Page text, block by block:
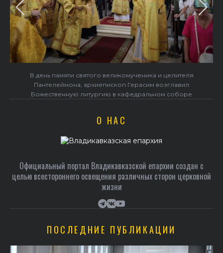
В день памяти святого великомученика и целителя
Пантелеймона, архиепископ Герасим возглавил
Божественную литургию в кафедральном соборе
О НАС
Официальный портал Владикавказской епархии создан c
целью всестороннего освещения различных сторон церковной
жизни
ПОСЛЕДНИЕ ПУБЛИКАЦИИ